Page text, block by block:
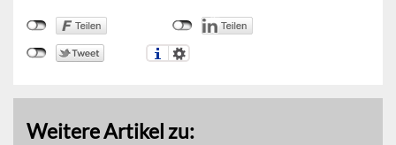
Weitere Artikel zu: